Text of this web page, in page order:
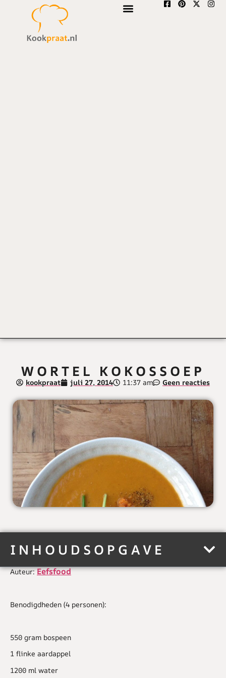
WORTEL KOKOSSOEP
kookpraat juli 27, 2014 11:37 am Geen reacties
INHOUDSOPGAVE
Auteur:Eefsfood
Benodigdheden (4 personen):
550 gram bospeen
1 flinke aardappel
1200 ml water